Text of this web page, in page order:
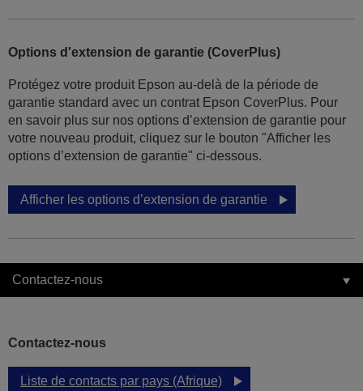
Options d'extension de garantie (CoverPlus)
Protégez votre produit Epson au-delà de la période de
garantie standard avec un contrat Epson CoverPlus. Pour
en savoir plus sur nos options d’extension de garantie pour
votre nouveau produit, cliquez sur le bouton "Afficher les
options d’extension de garantie" ci-dessous.
Afficher les options d’extension de garantie
Contactez-nous
Contactez-nous
Liste de contacts par pays (Afrique)